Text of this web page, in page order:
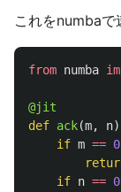
これをnumbaで
from numba
@jit
def ack(m, n
if m == 0
if n == 0